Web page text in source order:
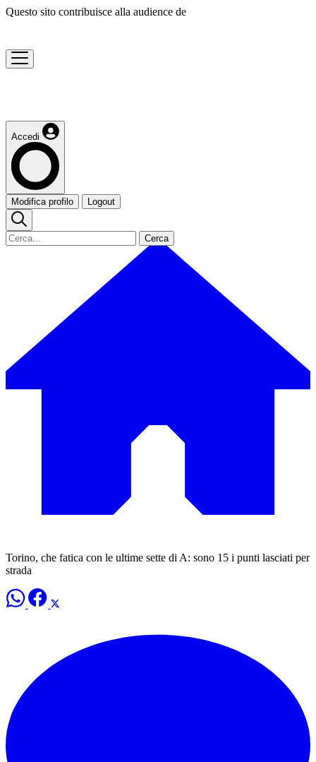
Questo sito contribuisce alla audience de
Accedi
Modifica profilo Logout
Cerca
Torino, che fatica con le ultime sette di A: sono 15 i punti lasciati per
strada